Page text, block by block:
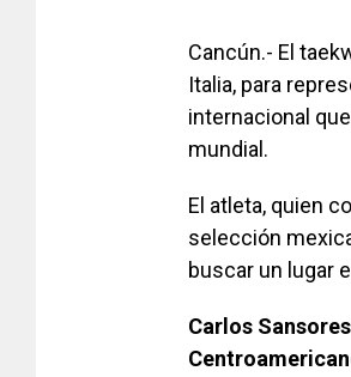
Cancún.- El
Italia, para
internacional
mundial.
El atleta, quien
selección
buscar un lugar
Carlos